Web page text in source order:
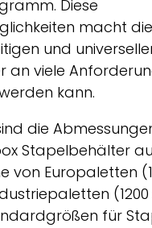
Diese
macht
und
an viele
kann.
die
Stapelbehälter
von Europaletten
(1200
für